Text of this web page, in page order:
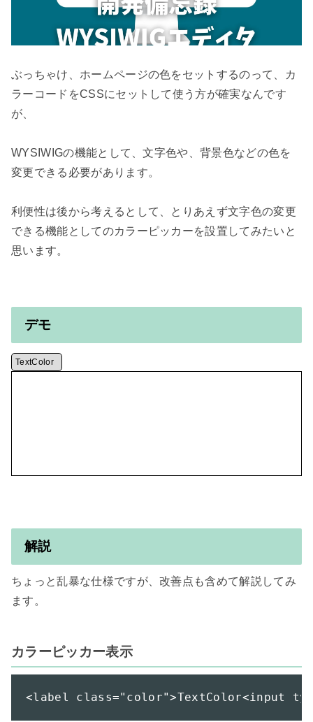
ぶっちゃけ、ホームページの色をセットするのって、カ
ラーコードをCSSにセットして使う方が確実なんです
が、
WYSIWIGの機能として、文字色や、背景色などの色を
変更できる必要があります。
利便性は後から考えるとして、とりあえず文字色の変更
できる機能としてのカラーピッカーを設置してみたいと
デモ
TextColor
解説
ちょっと乱暴な仕様ですが、改善点も含めて解説してみ
ます。
カラーピッカー表示
<label class="color">TextColor<input